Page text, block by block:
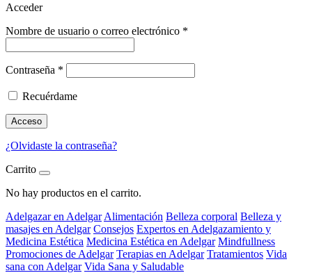
Acceder
Nombre de usuario o correo electrónico *
Contraseña *
Recuérdame
Acceso
¿Olvidaste la contraseña?
Carrito
No hay productos en el carrito.
Adelgazar en Adelgar Alimentación Belleza corporal Belleza y
masajes en Adelgar Consejos Expertos en Adelgazamiento y
Medicina Estética Medicina Estética en Adelgar Mindfullness
Promociones de Adelgar Terapias en Adelgar Tratamientos Vida
sana con Adelgar Vida Sana y Saludable